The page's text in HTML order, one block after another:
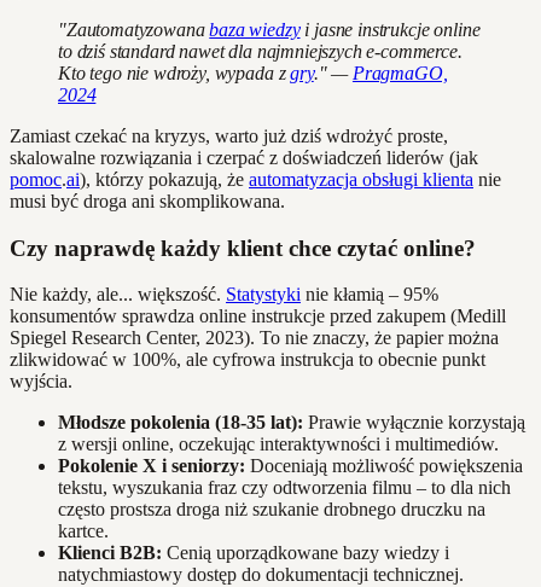
"Zautomatyzowanabaza wiedzyi jasne instrukcje online
to dziś standard nawet dla najmniejszych e-commerce.
Kto tego nie wdroży, wypada zgry." — PragmaGO,
2024
Zamiast czekać na kryzys, warto już dziś wdrożyć proste,
skalowalne rozwiązania i czerpać z doświadczeń liderów (jak
pomoc.ai), którzy pokazują, że automatyzacja obsługi klienta nie
musi być droga ani skomplikowana.
Czy naprawdę każdy klient chce czytać online?
Nie każdy, ale... większość. Statystyki nie kłamią – 95%
konsumentów sprawdza online instrukcje przed zakupem (Medill
Spiegel Research Center, 2023). To nie znaczy, że papier można
zlikwidować w 100%, ale cyfrowa instrukcja to obecnie punkt
wyjścia.
Młodsze pokolenia (18-35 lat): Prawie wyłącznie korzystają
z wersji online, oczekując interaktywności i multimediów.
Pokolenie X i seniorzy: Doceniają możliwość powiększenia
tekstu, wyszukania fraz czy odtworzenia filmu – to dla nich
często prostsza droga niż szukanie drobnego druczku na
kartce.
Klienci B2B: Cenią uporządkowane bazy wiedzy i
natychmiastowy dostęp do dokumentacji technicznej.